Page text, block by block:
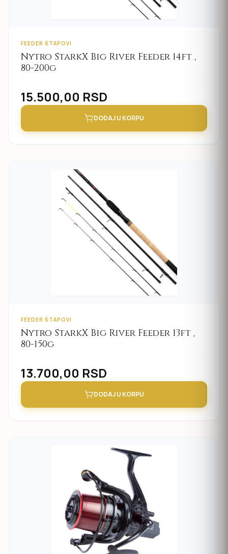
FEEDER ŠTAPOVI
Nytro StarkX Big River Feeder 14ft ,
80-200g
15.500,00 RSD
DODAJ U KORPU
FEEDER ŠTAPOVI
Nytro StarkX Big River Feeder 13ft ,
80-150g
13.700,00 RSD
DODAJ U KORPU